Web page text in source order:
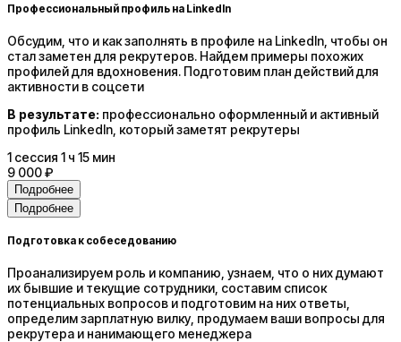
Профессиональный профиль на LinkedIn
Обсудим, что и как заполнять в профиле на LinkedIn, чтобы он
стал заметен для рекрутеров. Найдем примеры похожих
профилей для вдохновения. Подготовим план действий для
активности в соцсети
В результате: профессионально оформленный и активный
профиль LinkedIn, который заметят рекрутеры
1 сессия 1 ч 15 мин
9 000 ₽
Подробнее
Подробнее
Подготовка к собеседованию
Проанализируем роль и компанию, узнаем, что о них думают
их бывшие и текущие сотрудники, составим список
потенциальных вопросов и подготовим на них ответы,
определим зарплатную вилку, продумаем ваши вопросы для
рекрутера и нанимающего менеджера